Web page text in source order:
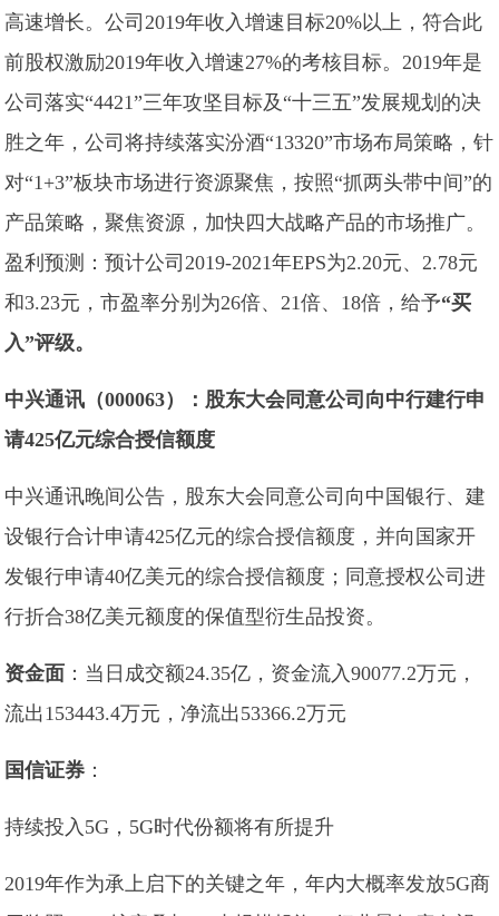
高速增长。公司2019年收入增速目标20%以上，符合此
前股权激励2019年收入增速27%的考核目标。2019年是
公司落实“4421”三年攻坚目标及“十三五”发展规划的决
胜之年，公司将持续落实汾酒“13320”市场布局策略，针
对“1+3”板块市场进行资源聚焦，按照“抓两头带中间”的
产品策略，聚焦资源，加快四大战略产品的市场推广。
盈利预测：预计公司2019-2021年EPS为2.20元、2.78元
和3.23元，市盈率分别为26倍、21倍、18倍，给予“买
入”评级。
中兴通讯（000063）：股东大会同意公司向中行建行申
请425亿元综合授信额度
中兴通讯晚间公告，股东大会同意公司向中国银行、建
设银行合计申请425亿元的综合授信额度，并向国家开
发银行申请40亿美元的综合授信额度；同意授权公司进
行折合38亿美元额度的保值型衍生品投资。
资金面 ：当日成交额24.35亿，资金流入90077.2万元，
流出153443.4万元，净流出53366.2万元
国信证券 ：
持续投入5G，5G时代份额将有所提升
2019年作为承上启下的关键之年，年内大概率发放5G商